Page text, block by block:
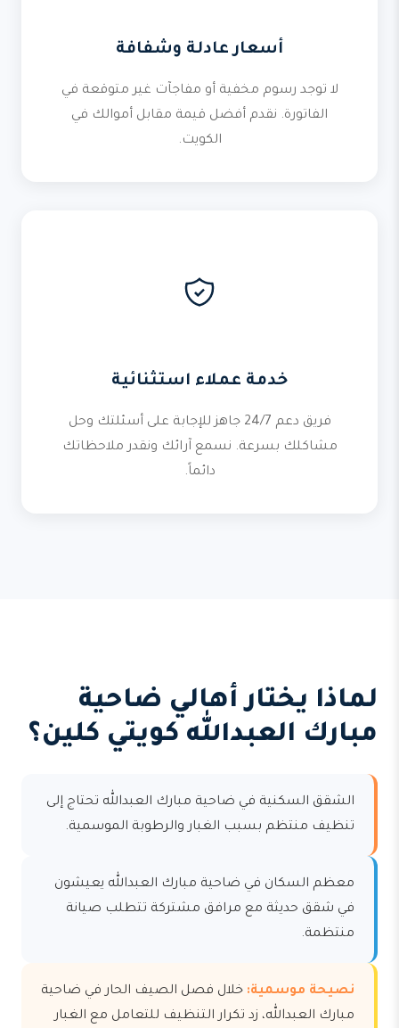
أسعار عادلة وشفافة
لا توجد رسوم مخفية أو مفاجآت غير متوقعة في
الفاتورة. نقدم أفضل قيمة مقابل أموالك في
الكويت.
خدمة عملاء استثنائية
فريق دعم 24/7 جاهز للإجابة على أسئلتك وحل
مشاكلك بسرعة. نسمع آرائك ونقدر ملاحظاتك
دائماً.
لماذا يختار أهالي ضاحية
مبارك العبدالله كويتي كلين؟
الشقق السكنية في ضاحية مبارك العبدالله تحتاج إلى
تنظيف منتظم بسبب الغبار والرطوبة الموسمية.
معظم السكان في ضاحية مبارك العبدالله يعيشون
في شقق حديثة مع مرافق مشتركة تتطلب صيانة
منتظمة.
نصيحة موسمية: خلال فصل الصيف الحار في ضاحية
مبارك العبدالله، زد تكرار التنظيف للتعامل مع الغبار